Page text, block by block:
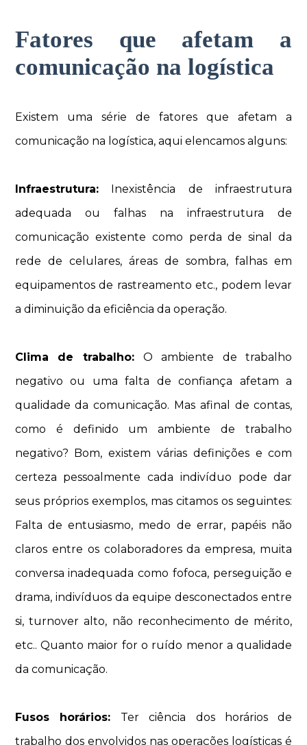
Fatores que afetam a
comunicação na logística
Existem uma série de fatores que afetam a
comunicação na logística, aqui elencamos alguns:
Infraestrutura:Inexistência de infraestrutura
adequada ou falhas na infraestrutura de
comunicação existente como perda de sinal da
rede de celulares, áreas de sombra, falhas em
equipamentos de rastreamento etc., podem levar
a diminuição da eficiência da operação.
Clima de trabalho:O ambiente de trabalho
negativo ou uma falta de confiança afetam a
qualidade da comunicação. Mas afinal de contas,
como é definido um ambiente de trabalho
negativo? Bom, existem várias definições e com
certeza pessoalmente cada indivíduo pode dar
seus próprios exemplos, mas citamos os seguintes:
Falta de entusiasmo, medo de errar, papéis não
claros entre os colaboradores da empresa, muita
conversa inadequada como fofoca, perseguição e
drama, indivíduos da equipe desconectados entre
si, turnover alto, não reconhecimento de mérito,
etc.. Quanto maior for o ruído menor a qualidade
da comunicação.
Fusos horários: Ter ciência dos horários de
trabalho dos envolvidos nas operações logísticas é